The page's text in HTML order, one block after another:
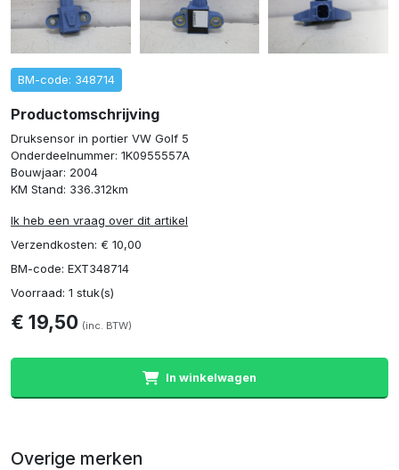
BM-code: 348714
Productomschrijving
Druksensor in portier VW Golf 5
Onderdeelnummer: 1K0955557A
Bouwjaar: 2004
KM Stand: 336.312km
Ik heb een vraag over dit artikel
Verzendkosten: € 10,00
BM-code: EXT348714
Voorraad: 1 stuk(s)
€ 19,50 (inc. BTW)
In winkelwagen
Overige merken